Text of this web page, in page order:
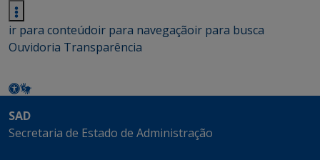
ir para conteúdoir para navegaçãoir para busca
Ouvidoria Transparência
SAD
Secretaria de Estado de Administração